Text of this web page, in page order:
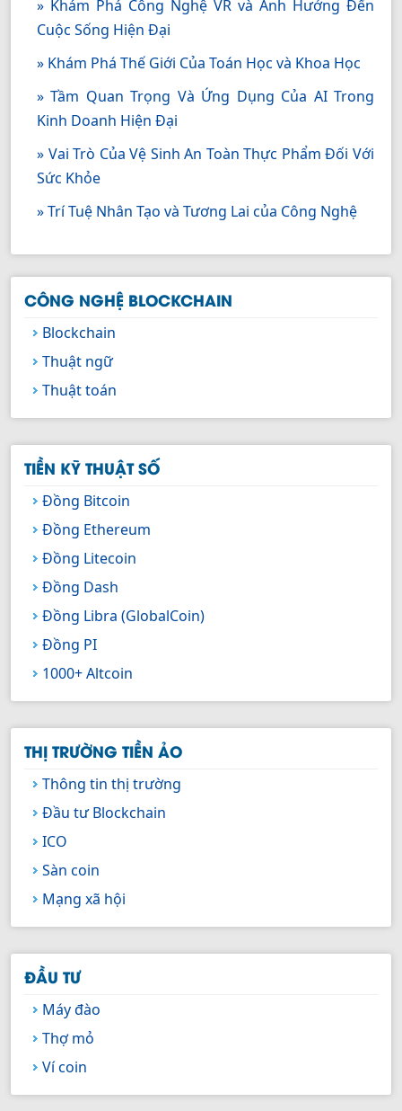
» Khám Phá Công Nghệ VR và Ảnh Hưởng Đến
Cuộc Sống Hiện Đại
» Khám Phá Thế Giới Của Toán Học và Khoa Học
» Tầm Quan Trọng Và Ứng Dụng Của AI Trong
Kinh Doanh Hiện Đại
» Vai Trò Của Vệ Sinh An Toàn Thực Phẩm Đối Với
Sức Khỏe
» Trí Tuệ Nhân Tạo và Tương Lai của Công Nghệ
CÔNG NGHỆ BLOCKCHAIN
Blockchain
Thuật ngữ
Thuật toán
TIỀN KỸ THUẬT SỐ
Đồng Bitcoin
Đồng Ethereum
Đồng Litecoin
Đồng Dash
Đồng Libra (GlobalCoin)
Đồng PI
1000+ Altcoin
THỊ TRƯỜNG TIỀN ẢO
Thông tin thị trường
Đầu tư Blockchain
ICO
Sàn coin
Mạng xã hội
ĐẦU TƯ
Máy đào
Thợ mỏ
Ví coin